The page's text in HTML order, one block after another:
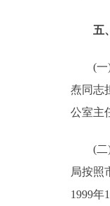
五
(一)为
焘同志
公室主
(二)结
局按照
1999年